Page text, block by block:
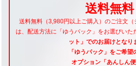
送料無料
送料無料（3,980円以上ご購入）のご注文（
は、配送方法に「ゆうパック」をお選びいた
ット」でのお届けとなり
「ゆうパック」をご希望
オプション「あんしん便